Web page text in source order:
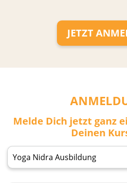
JETZT
Melde Dich jetzt ganz
Deinen